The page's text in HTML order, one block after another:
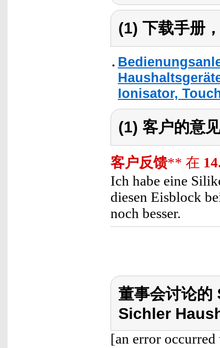
(1) 下载手册
Ionisator,
(1) 客户的意
客户反馈** 在
Ich habe eine
diesen Eisblock
noch besser.
董事会讨论
Sichler
[an error